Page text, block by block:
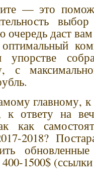
— это
очередь даст
с
главному, к
к ответу на
2018?
обновленные
1500$ (ссылки